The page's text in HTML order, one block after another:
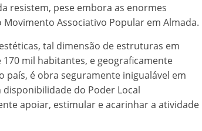
resistem, pese embora as enormes
Associativo Popular em Almada.
tal dimensão de estruturas em
mil habitantes, e geograficamente
país, é obra seguramente inigualável em
do Poder Local
apoiar, estimular e acarinhar a atividade